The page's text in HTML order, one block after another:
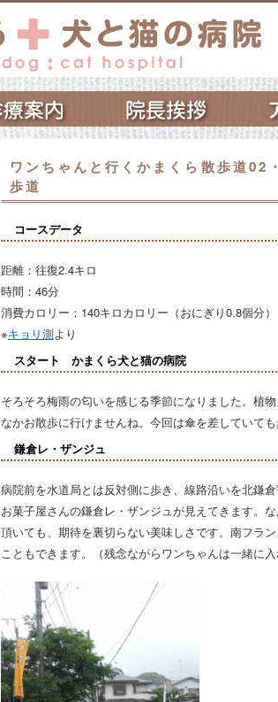
ワンちゃんと行くかまくら散歩道02
歩道
コースデータ
距離：往復2.4キロ
時間：46分
消費カロリー：140キロカロリー（おにぎり0.8個分）
※キョリ測より
スタート かまくら犬と猫の病院
そろそろ梅雨の匂いを感じる季節になりました。植
なかお散歩に行けませんね。今回は傘を差していて
鎌倉レ・ザンジュ
病院前を水道局とは反対側に歩き、線路沿いを北鎌
お菓子屋さんの鎌倉レ・ザンジュが見えてきます。
頂いても、期待を裏切らない美味しさです。南フラ
こともできます。（残念ながらワンちゃんは一緒に入